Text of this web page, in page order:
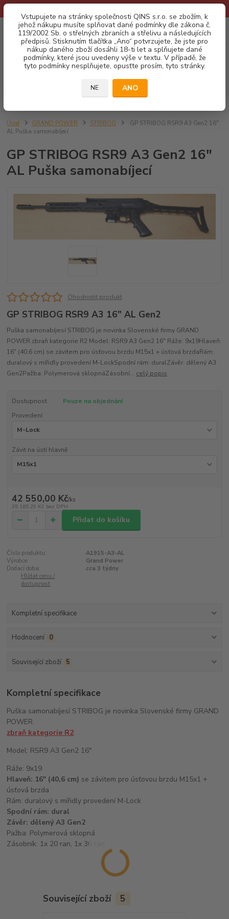
Vstupujete na stránky společnosti QINS s.r.o. se zbožím, k
jehož nákupu musíte splňovat dané podmínky dle zákona č.
119/2002 Sb. o střelných zbraních a střelivu a následujících
předpisů. Stisknutím tlačítka „Ano“ potvrzujete, že jste pro
nákup daného zboží dosáhli 18-ti let a splňujete dané
podmínky, které jsou uvedeny výše v textu. V případě, že
tyto podmínky nesplňujete, opusťte prosím, tyto stránky.
NE ANO
Menu
CZK 0
za0,00 Kč
Úvod GRAND POWER STRIBOG
GP STRIBOG RSR9 A3 Gen2 16"
AL Puška samonabíjecí
GP STRIBOG RSR9 A3 Gen2 16"
AL Puška samonabíjecí
Ohodnotit produkt
GP STRIBOG RSR9 A3 16" AL Gen2
Puška samonabíjesí STRIBOG je novinka Slovenské firmy GRAND
POWER.zbraň kategorie R2 Model: RSR9 A3 Gen2 16" Ráže: 9x19Hlaveň:
16" (40,6 cm) se závitem pro úsťovou brzdu M15x1 + úsťová brzdaRám:
duralový s mířidly provedení M-LockSpodní rám: duralZávěr: dělený A3
Gen2Pažba: Polymerová sklopnáZásobní... celý popis
Dostupnost
Pouze na objednání
Provedení
Závit na ústí hlavně
42 550,00 Kč/ks
35 165,29 Kč bez DPH
Přidat do košíku
Číslo produktu:
A1915-A3-AL
Výrobce:
Grand Power
Dodací doba:
cca 3 týdny
Hlídat cenu /
dostupnost
Kompletní specifikace
Hodnocení 0
Související zboží 5
Kompletní specifikace
Puška samonabíjesí STRIBOG je novinka Slovenské firmy GRAND
POWER.
zbraň kategorie R2
Model: RSR9 A3 Gen2 16"
Ráže: 9x19
Hlaveň: 16" (40,6 cm) se závitem pro úsťovou brzdu M15x1 +
úsťová brzda
Rám: duralový s mířidly provedení M-Lock
Spodní rám: dural
Závěr: dělený A3 Gen2
Pažba: Polymerová sklopná
Zásobník: 1x 20 ran, 1x 30 ran
Související zboží 5